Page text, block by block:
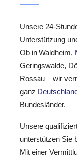
Unsere 24-
Unterstützung
Ob in Waldheim,
Geringswalde,
Rossau – wir
ganz
Bundesländer.
Unsere
unterstützen Sie
Mit einer